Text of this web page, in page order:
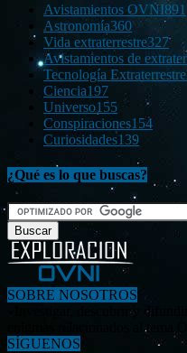
Avistamientos OVNI891
Astronomía360
Vida extraterrestre327
Avistamientos de
Tecnología Extraterrestre
Ciencia197
Universo155
Conspiraciones154
Curiosidades139
¿Qué es lo que buscas?
SOBRE NOSOTROS
«Investigar, descubrir y
enigmas relacionados al tema
SÍGUENOS